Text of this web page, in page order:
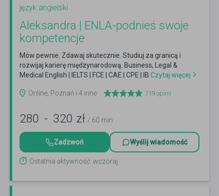
język angielski
Aleksandra | ENLA-podnieś swoje
kompetencje
Mów pewnie. Zdawaj skutecznie. Studiuj za granicą i
rozwijaj karierę międzynarodową. Business, Legal &
Medical English | IELTS | FCE | CAE | CPE | IB Czytaj więcej
Online, Poznań i 4 inne 719 opinii
280 - 320 zł / 60 min
Zadzwoń Wyślij wiadomość
Ostatnia aktywność: wczoraj